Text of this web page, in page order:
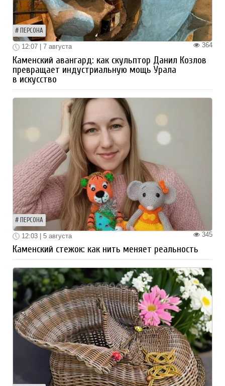
ПЕРСОНА
364
12:07 | 7 августа
Каменский авангард: как скульптор Данил Козлов
превращает индустриальную мощь Урала
в искусство
ПЕРСОНА
345
12:03 | 5 августа
Каменский стежок: как нить меняет реальность